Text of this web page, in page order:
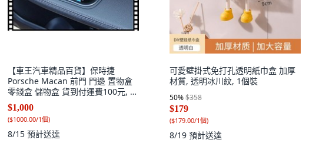
【車王汽車精品百貨】保時捷
Porsche Macan 前門 門邊 置物盒
零錢盒 儲物盒 貨到付運費100元, 1
個
$1,000
($1000.00/1個)
8/15 預計送達
可愛壁掛式免打孔透明紙巾盒 加厚
材質, 透明冰川紋, 1個裝
50%$358
$179
($179.00/1個)
8/19 預計送達